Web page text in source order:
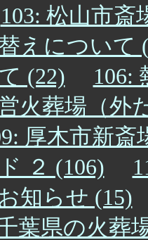
103: 松山市斎
えについて
(22)
106:
火葬場（外
厚木市新斎
２ (106)
知らせ (15)
葉県の火葬